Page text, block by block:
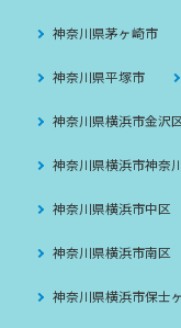
神奈川県茅ヶ崎市
神奈川県平塚市
神奈川県横浜市金沢
神奈川県横浜市神奈
神奈川県横浜市中区
神奈川県横浜市南区
神奈川県横浜市保士